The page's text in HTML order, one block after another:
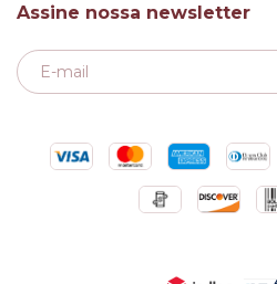
Assine nossa newsletter